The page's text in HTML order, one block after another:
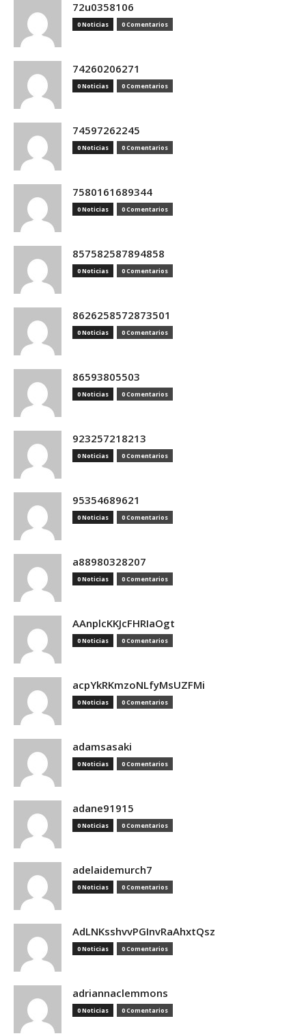
72u0358106
0 Noticias 0 Comentarios
74260206271
0 Noticias 0 Comentarios
74597262245
0 Noticias 0 Comentarios
7580161689344
0 Noticias 0 Comentarios
857582587894858
0 Noticias 0 Comentarios
8626258572873501
0 Noticias 0 Comentarios
86593805503
0 Noticias 0 Comentarios
923257218213
0 Noticias 0 Comentarios
95354689621
0 Noticias 0 Comentarios
a88980328207
0 Noticias 0 Comentarios
AAnplcKKJcFHRIaOgt
0 Noticias 0 Comentarios
acpYkRKmzoNLfyMsUZFMi
0 Noticias 0 Comentarios
adamsasaki
0 Noticias 0 Comentarios
adane91915
0 Noticias 0 Comentarios
adelaidemurch7
0 Noticias 0 Comentarios
AdLNKsshvvPGInvRaAhxtQsz
0 Noticias 0 Comentarios
adriannaclemmons
0 Noticias 0 Comentarios